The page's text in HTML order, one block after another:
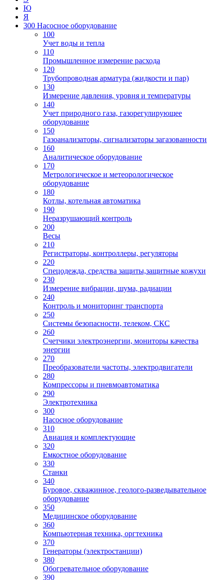
Ю
Я
300 Насосное оборудование
100
Учет воды и тепла
110
Промышленное измерение расхода
120
Трубопроводная арматура (жидкости и пар)
130
Измерение давления, уровня и температуры
140
Учет природного газа, газорегулирующее
оборудование
150
Газоанализаторы, сигнализаторы загазованности
160
Аналитическое оборудование
170
Метрологическое и метеорологическое
оборудование
180
Котлы, котельная автоматика
190
Неразрушающий контроль
200
Весы
210
Регистраторы, контроллеры, регуляторы
220
Спецодежда, средства защиты,защитные кожухи
230
Измерение вибрации, шума, радиации
240
Контроль и мониторинг транспорта
250
Системы безопасности, телеком, СКС
260
Счетчики электроэнергии, мониторы качества
энергии
270
Преобразователи частоты, электродвигатели
280
Компрессоры и пневмоавтоматика
290
Электротехника
300
Насосное оборудование
310
Авиация и комплектующие
320
Емкостное оборудование
330
Станки
340
Буровое, скважинное, геолого-разведывательное
оборудование
350
Медицинское оборудование
360
Компьютерная техника, оргтехника
370
Генераторы (электростанции)
380
Обогревательное оборудование
390